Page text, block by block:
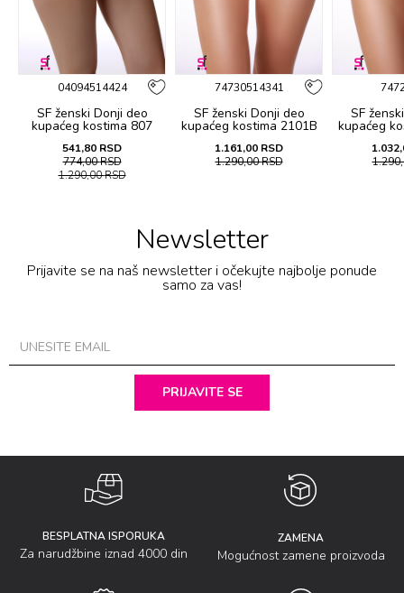
04094514424
SF ženski Donji deo
kupaćeg kostima 807
541,80 RSD
774,00RSD
1.290,00RSD
74730514341
SF ženski Donji deo
kupaćeg kostima 2101B
1.161,00 RSD
1.290,00RSD
SF
kupaćeg
Newsletter
Prijavite se na naš newsletter i očekujte najbolje ponude
samo za vas!
PRIJAVITE SE
BESPLATNA ISPORUKA
Za narudžbine iznad 4000 din
ZAMENA
Mogućnost zamene proizvoda